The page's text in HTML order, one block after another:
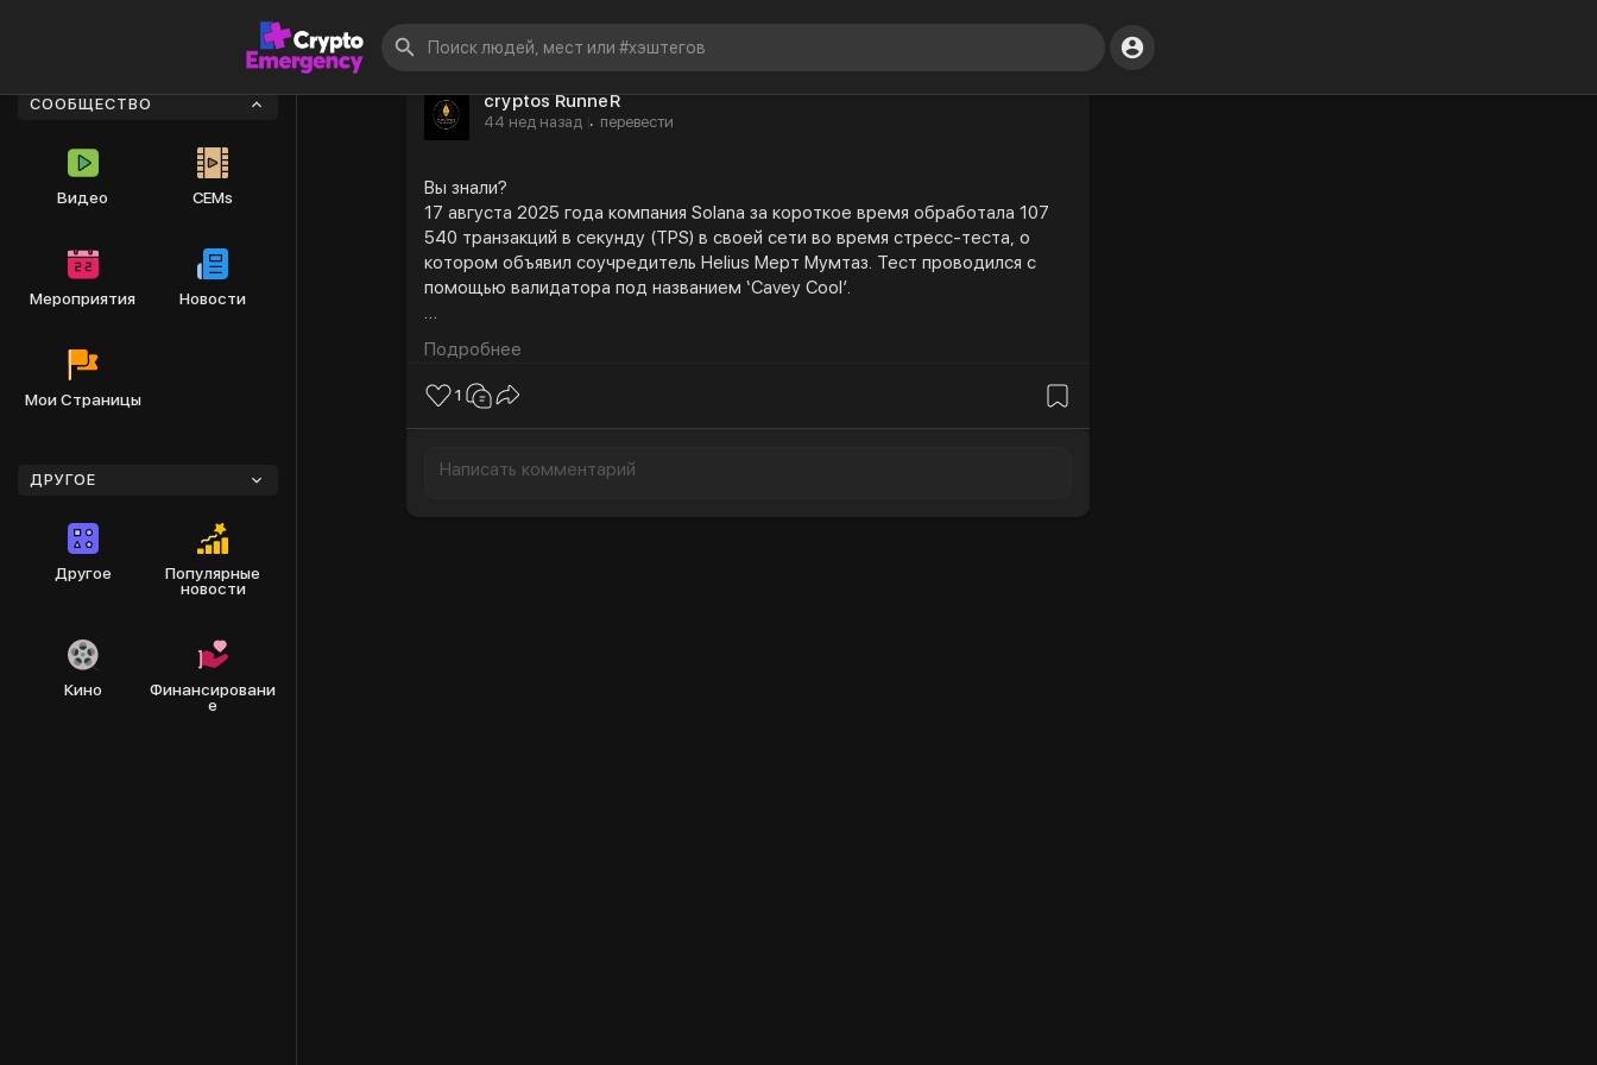
СООБЩЕСТВО
Видео CEMs
Мероприятия Новости
Мои Страницы
ДРУГОЕ
Другое
Популярные
новости
Кино
Финансировани
е
cryptos RunneR
44 нед назад · перевести
Вы знали?
17 августа 2025 года компания Solana за короткое время обработала 107
540 транзакций в секунду (TPS) в своей сети во время стресс-теста, о
котором объявил соучредитель Helius Мерт Мумтаз. Тест проводился с
помощью валидатора под названием ‘Cavey Cool’.
Мировой рынок стабильных монет недавно превысил 250 миллиардов
долларов, что делает его одним из самых быстрорастущих секторов в
сфере криптовалют. Более 85% стейблкоинов, находящихся в обращении,
составляют USDT (Tether) и USDC - это показатель концентрации рынка.
В сентябре 2025 года были ликвидированы позиции в криптовалюте на
Подробнее
1